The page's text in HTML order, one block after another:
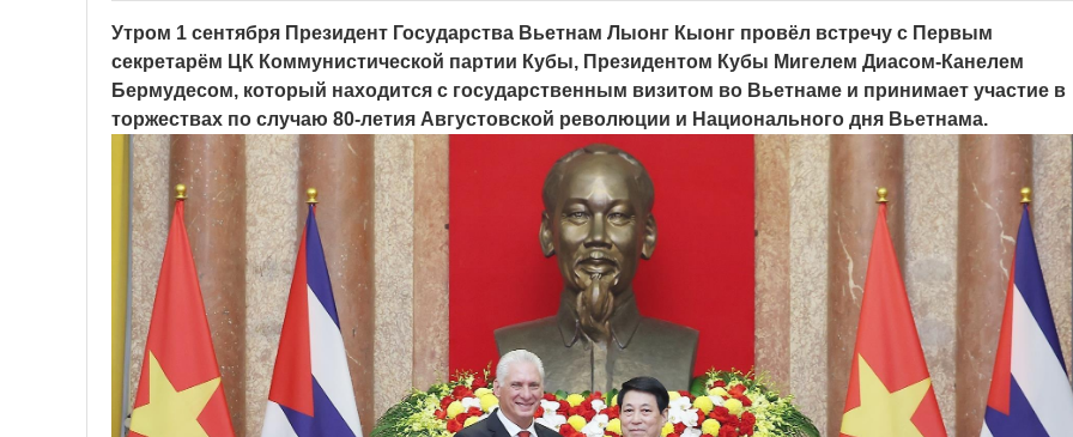
Утром 1 сентября Президент Государства Вьетнам Лыонг Кыонг провёл встречу с Первым
секретарём ЦК Коммунистической партии Кубы, Президентом Кубы Мигелем Диасом-Канелем
Бермудесом, который находится с государственным визитом во Вьетнаме и принимает участие в
торжествах по случаю 80-летия Августовской революции и Национального дня Вьетнама.